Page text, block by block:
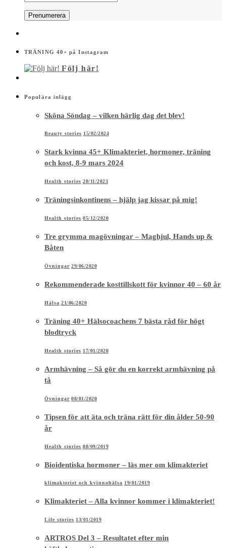
TRÄNING 40+ på Instagram
Följ här!
Populära inlägg
Sköna Söndag – vilken härlig dag det blev!
Beauty stories 15/02/2024
Stark kvinna 45+ Klimakteriet, hormoner, träning
och kost, 8-9 mars 2024
Health stories 28/11/2023
Träningsinkontinens – hjälp jag kissar på mig!
Health stories 05/12/2020
Tre grymma magövningar – Maghjul, Hands up &
Båten
Övningar 29/06/2020
Rekommenderade kosttillskott för kvinnor 40 – 60 år
Hälsa 21/06/2020
Träning 40+ Hälsocoachens 7 bästa råd för högt
blodtryck
Health stories 17/01/2020
Armhävning – Så gör du en korrekt armhävning på
tå
Övningar 08/01/2020
Tipsen för att äta och träna rätt för din ålder 50-90
år
Health stories 08/09/2019
Bioidentiska hormoner – läs mer om klimakteriet
klimakteriet och kvinnohälsa 19/01/2019
Klimakteriet – Alla kvinnor kommer i klimakteriet!
Life stories 13/01/2019
ARTROS Del 3 – Resultatet efter min